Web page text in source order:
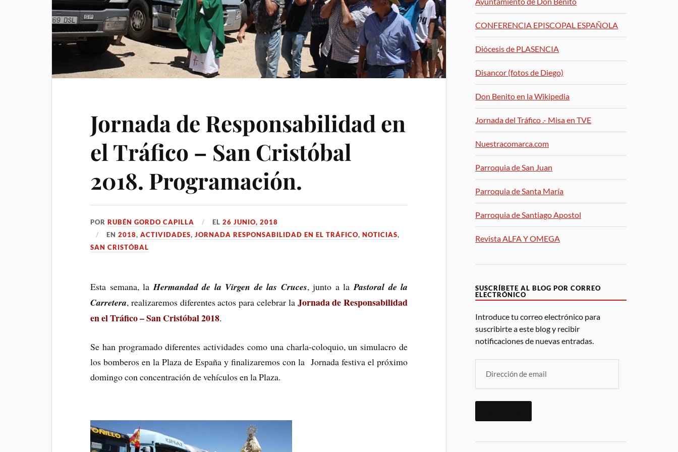
Jornada de Responsabilidad en
el Tráfico – San Cristóbal
2018. Programación.
PORRUBÉN GORDO CAPILLA EL26 JUNIO, 2018
EN2018,ACTIVIDADES,JORNADA RESPONSABILIDAD EN EL TRÁFICO,NOTICIAS,
SAN CRISTÓBAL
Esta semana, laHermandad de la Virgen de las Cruces, junto a laPastoral de la
Carretera, realizaremos diferentes actos para celebrar la Jornada de Responsabilidad
en el Tráfico – San Cristóbal 2018.
Se han programado diferentes actividades como una charla-coloquio, un simulacro de
los bomberos en la Plaza de España y finalizaremos con la Jornada festiva el próximo
domingo con concentración de vehículos en la Plaza.
CONFERENCIA EPISCOPAL ESPAÑOLA
Diócesis de PLASENCIA
Disancor (fotos de Diego)
Don Benito en la Wikipedia
Jornada del Tráfico .- Misa en TVE
Nuestracomarca.com
Parroquia de San Juan
Parroquia de Santa María
Parroquia de Santiago Apostol
Revista ALFA Y OMEGA
SUSCRÍBETE AL BLOG POR CORREO
ELECTRÓNICO
Introduce tu correo electrónico para
suscribirte a este blog y recibir
notificaciones de nuevas entradas.